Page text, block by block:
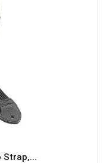
Strap,...